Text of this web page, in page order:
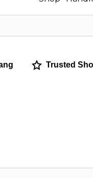
Trusted